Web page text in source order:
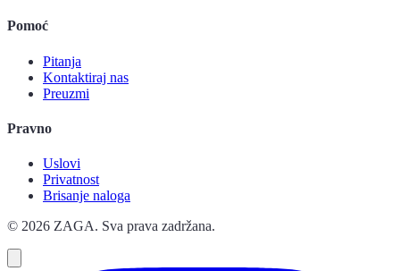
Pomoć
Pitanja
Kontaktiraj nas
Preuzmi
Pravno
Uslovi
Privatnost
Brisanje naloga
© 2026 ZAGA. Sva prava zadržana.